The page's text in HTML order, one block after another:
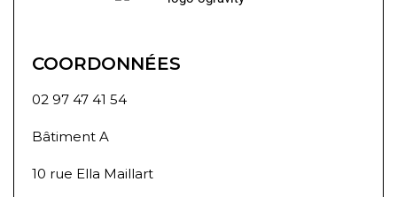
COORDONNÉES
02 97 47 41 54
Bâtiment A
10 rue Ella Maillart